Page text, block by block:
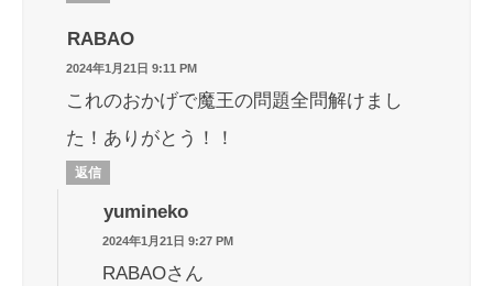
RABAO
2024年1月21日 9:11 PM
これのおかげで魔王の問題全問解けまし
た！ありがとう！！
返信
yumineko
2024年1月21日 9:27 PM
RABAOさん